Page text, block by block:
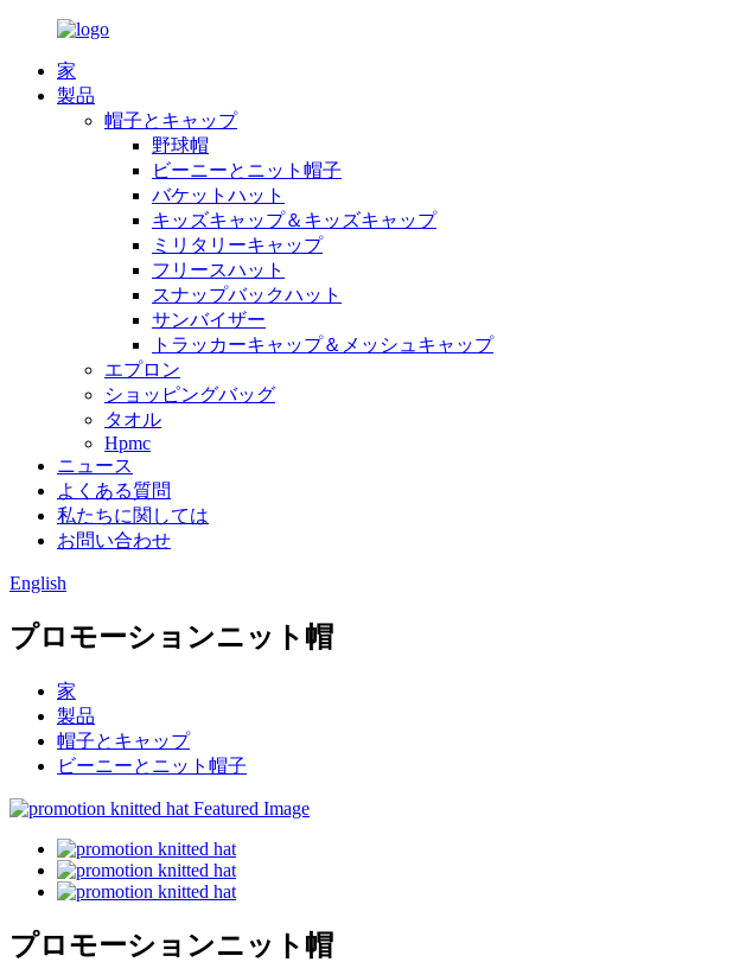
家
製品
帽子とキャップ
野球帽
ビーニーとニット帽子
バケットハット
キッズキャップ＆キッズキャップ
ミリタリーキャップ
フリースハット
スナップバックハット
サンバイザー
トラッカーキャップ＆メッシュキャップ
エプロン
ショッピングバッグ
タオル
Hpmc
ニュース
よくある質問
私たちに関しては
お問い合わせ
English
プロモーションニット帽
家
製品
帽子とキャップ
ビーニーとニット帽子
プロモーションニット帽